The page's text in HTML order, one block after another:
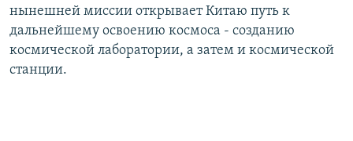
нынешней миссии открывает Китаю путь к
дальнейшему освоению космоса - созданию
космической лаборатории, а затем и космической
станции.